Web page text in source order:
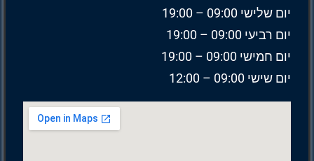
יום שלישי 09:00 – 19:00
יום רביעי 09:00 – 19:00
יום חמישי 09:00 – 19:00
יום שישי 09:00 – 12:00